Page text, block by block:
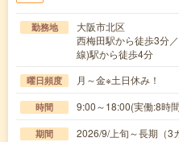
勤務地
大阪市北区
西梅田駅から徒歩3分
線)駅から徒歩4分
曜日頻度 月～金※土日休み！
時間 9:00～18:00(実働:8時
期間 2026/9/上旬～長期（